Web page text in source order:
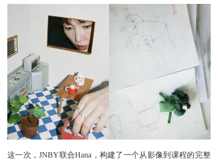
这一次，JNBY联合Hana，构建了一个从影像到课程的完整